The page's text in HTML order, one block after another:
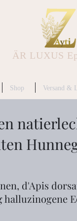
ÄR LUXUS
Shop Versand &
d'Apis
halluzinogene